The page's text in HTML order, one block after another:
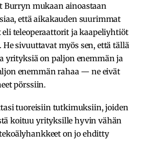
Burryn mukaan ainoastaan
että aikakauden suurimmat
eli teleoperaattorit ja kaapeliyhtiöt
He sivuuttavat myös sen, että tällä
yrityksiä on paljon enemmän ja
enemmän rahaa — ne eivät
pörssiin.
tuoreisiin tutkimuksiin, joiden
koituu yrityksille hyvin vähän
on jo ehditty